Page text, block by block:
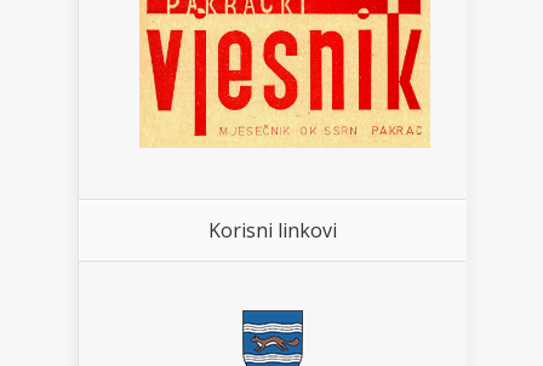
Korisni linkovi